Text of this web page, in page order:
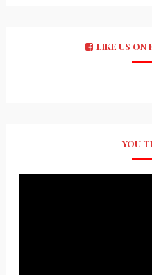
LIKE US ON
YOU